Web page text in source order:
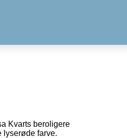
Kvarts beroligere
lyserøde farve.